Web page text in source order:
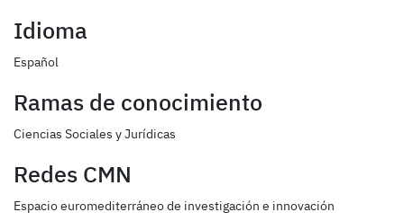
Idioma
Español
Ramas de conocimiento
Ciencias Sociales y Jurídicas
Redes CMN
Espacio euromediterráneo de investigación e innovación